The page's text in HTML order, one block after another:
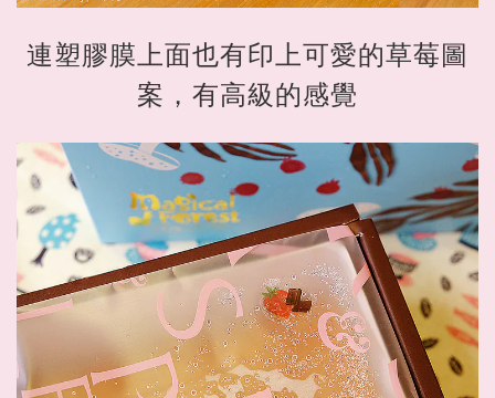
連塑膠膜上面也有印上可愛的草莓圖
案，有高級的感覺